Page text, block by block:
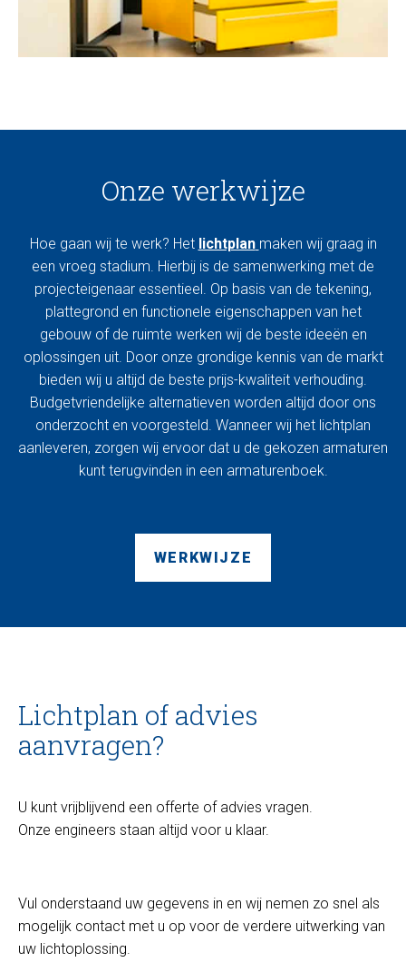
Onze werkwijze
Hoe gaan wij te werk? Het lichtplan maken wij graag in
een vroeg stadium. Hierbij is de samenwerking met de
projecteigenaar essentieel. Op basis van de tekening,
plattegrond en functionele eigenschappen van het
gebouw of de ruimte werken wij de beste ideeën en
oplossingen uit. Door onze grondige kennis van de markt
bieden wij u altijd de beste prijs-kwaliteit verhouding.
Budgetvriendelijke alternatieven worden altijd door ons
onderzocht en voorgesteld. Wanneer wij het lichtplan
aanleveren, zorgen wij ervoor dat u de gekozen armaturen
kunt terugvinden in een armaturenboek.
WERKWIJZE
Lichtplan of advies
aanvragen?
U kunt vrijblijvend een offerte of advies vragen.
Onze engineers staan altijd voor u klaar.
Vul onderstaand uw gegevens in en wij nemen zo snel als
mogelijk contact met u op voor de verdere uitwerking van
uw lichtoplossing.